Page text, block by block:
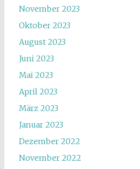
November 2023
Oktober 2023
August 2023
Juni 2023
Mai 2023
April 2023
März 2023
Januar 2023
Dezember 2022
November 2022